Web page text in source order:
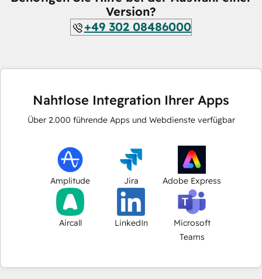
Version?
+49 302 08486000
Nahtlose Integration Ihrer Apps
Über 2.000 führende Apps und Webdienste verfügbar
Amplitude Jira Adobe Express
Aircall LinkedIn
Microsoft
Teams